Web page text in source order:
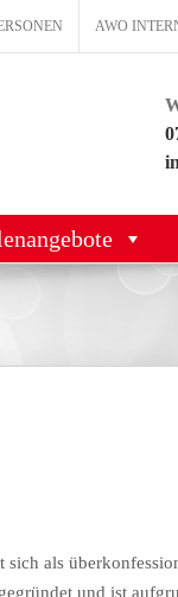
AWO
als
und ist